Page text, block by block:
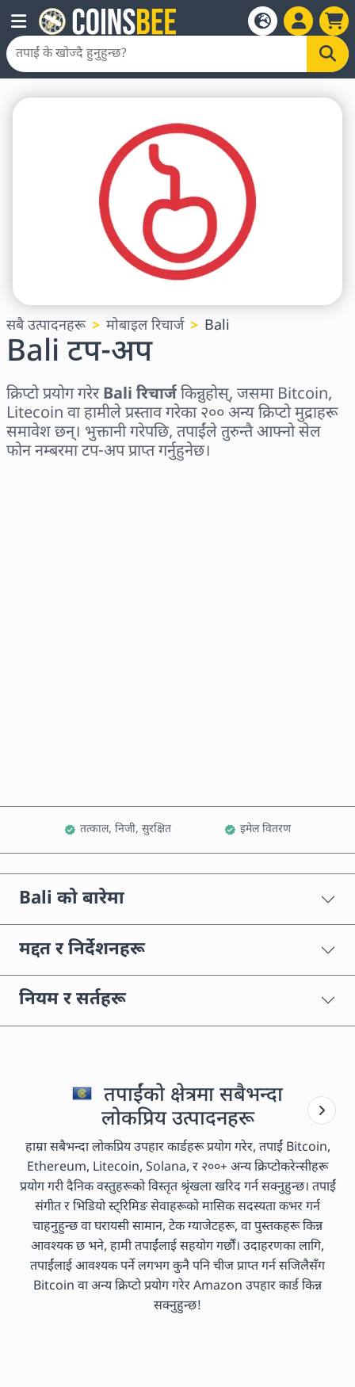
सबै उत्पादनहरू मोबाइल रिचार्ज Bali
Bali टप-अप
क्रिप्टो प्रयोग गरेरBali रिचार्जकिन्नुहोस्, जसमा Bitcoin,
Litecoin वा हामीले प्रस्ताव गरेका २०० अन्य क्रिप्टो मुद्राहरू
समावेश छन्। भुक्तानी गरेपछि, तपाईंले तुरुन्तै आफ्नो सेल
फोन नम्बरमा टप-अप प्राप्त गर्नुहुनेछ।
तत्काल, निजी, सुरक्षित इमेल वितरण
Bali को बारेमा
मद्दत र निर्देशनहरू
नियम र सर्तहरू
तपाईंको क्षेत्रमा सबैभन्दा
लोकप्रिय उत्पादनहरू
हाम्रा सबैभन्दा लोकप्रिय उपहार कार्डहरू प्रयोग गरेर, तपाईं Bitcoin,
Ethereum, Litecoin, Solana, र २००+ अन्य क्रिप्टोकरेन्सीहरू
प्रयोग गरी दैनिक वस्तुहरूको विस्तृत श्रृंखला खरिद गर्न सक्नुहुन्छ। तपाईं
संगीत र भिडियो स्ट्रिमिङ सेवाहरूको मासिक सदस्यता कभर गर्न
चाहनुहुन्छ वा घरायसी सामान, टेक ग्याजेटहरू, वा पुस्तकहरू किन्न
आवश्यक छ भने, हामी तपाईंलाई सहयोग गर्छौं। उदाहरणका लागि,
तपाईंलाई आवश्यक पर्ने लगभग कुनै पनि चीज प्राप्त गर्न सजिलैसँग
Bitcoin वा अन्य क्रिप्टो प्रयोग गरेर Amazon उपहार कार्ड किन्न
सक्नुहुन्छ!